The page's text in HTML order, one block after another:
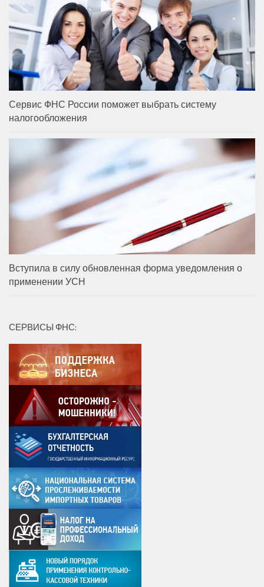
Сервис ФНС России поможет выбрать систему
налогообложения
Вступила в силу обновленная форма уведомления о
применении УСН
СЕРВИСЫ ФНС: